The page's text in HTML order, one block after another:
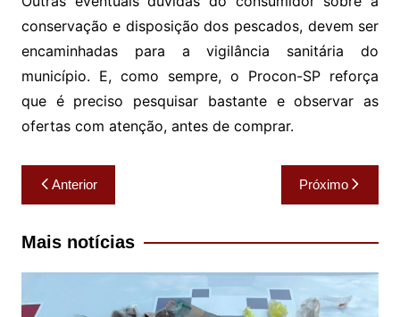
conservação e disposição dos pescados, devem ser
encaminhadas para a vigilância sanitária do
município. E, como sempre, o Procon-SP reforça
que é preciso pesquisar bastante e observar as
ofertas com atenção, antes de comprar.
Navegação
de
Post
Anterior Próximo
Mais notícias